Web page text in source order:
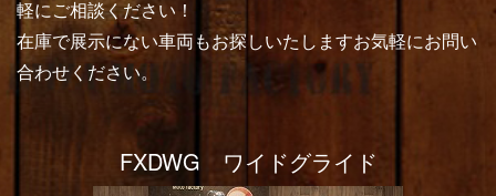
軽にご相談ください！
在庫で展示にない車両もお探しいたしますお気軽にお問い
合わせください。
FXDWG ワイドグライド